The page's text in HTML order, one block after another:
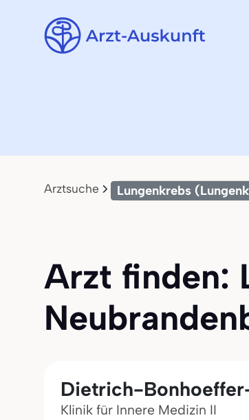
Arztsuche Lungenkrebs
Arzt finden:
Dietrich-
Klinik für Innere Medizin II